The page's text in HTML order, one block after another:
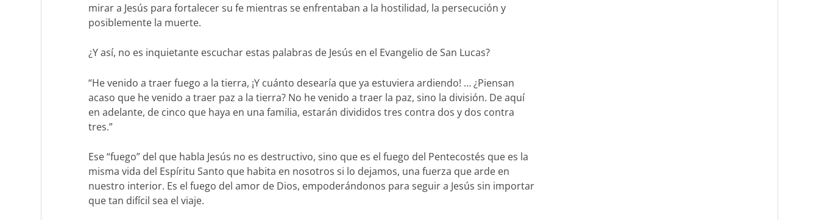
mirar a Jesús para fortalecer su fe mientras se enfrentaban a la hostilidad, la persecución y
posiblemente la muerte.
¿Y así, no es inquietante escuchar estas palabras de Jesús en el Evangelio de San Lucas?
“He venido a traer fuego a la tierra, ¡Y cuánto desearía que ya estuviera ardiendo! … ¿Piensan
acaso que he venido a traer paz a la tierra? No he venido a traer la paz, sino la división. De aquí
en adelante, de cinco que haya en una familia, estarán divididos tres contra dos y dos contra
tres.”
Ese “fuego” del que habla Jesús no es destructivo, sino que es el fuego del Pentecostés que es la
misma vida del Espíritu Santo que habita en nosotros si lo dejamos, una fuerza que arde en
nuestro interior. Es el fuego del amor de Dios, empoderándonos para seguir a Jesús sin importar
que tan difícil sea el viaje.